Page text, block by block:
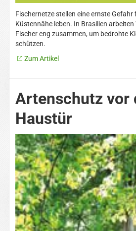
Fischernetze stellen eine ernste Gefahr
Küstennähe leben. In Brasilien
Fischer eng zusammen, um bedrohte
schützen.
Zum Artikel
Artenschutz vor
Haustür